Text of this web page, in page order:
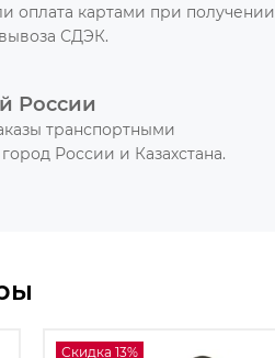
оплата картами при получении
СДЭК.
России
транспортными
России и Казахстана.
Скидка 13%